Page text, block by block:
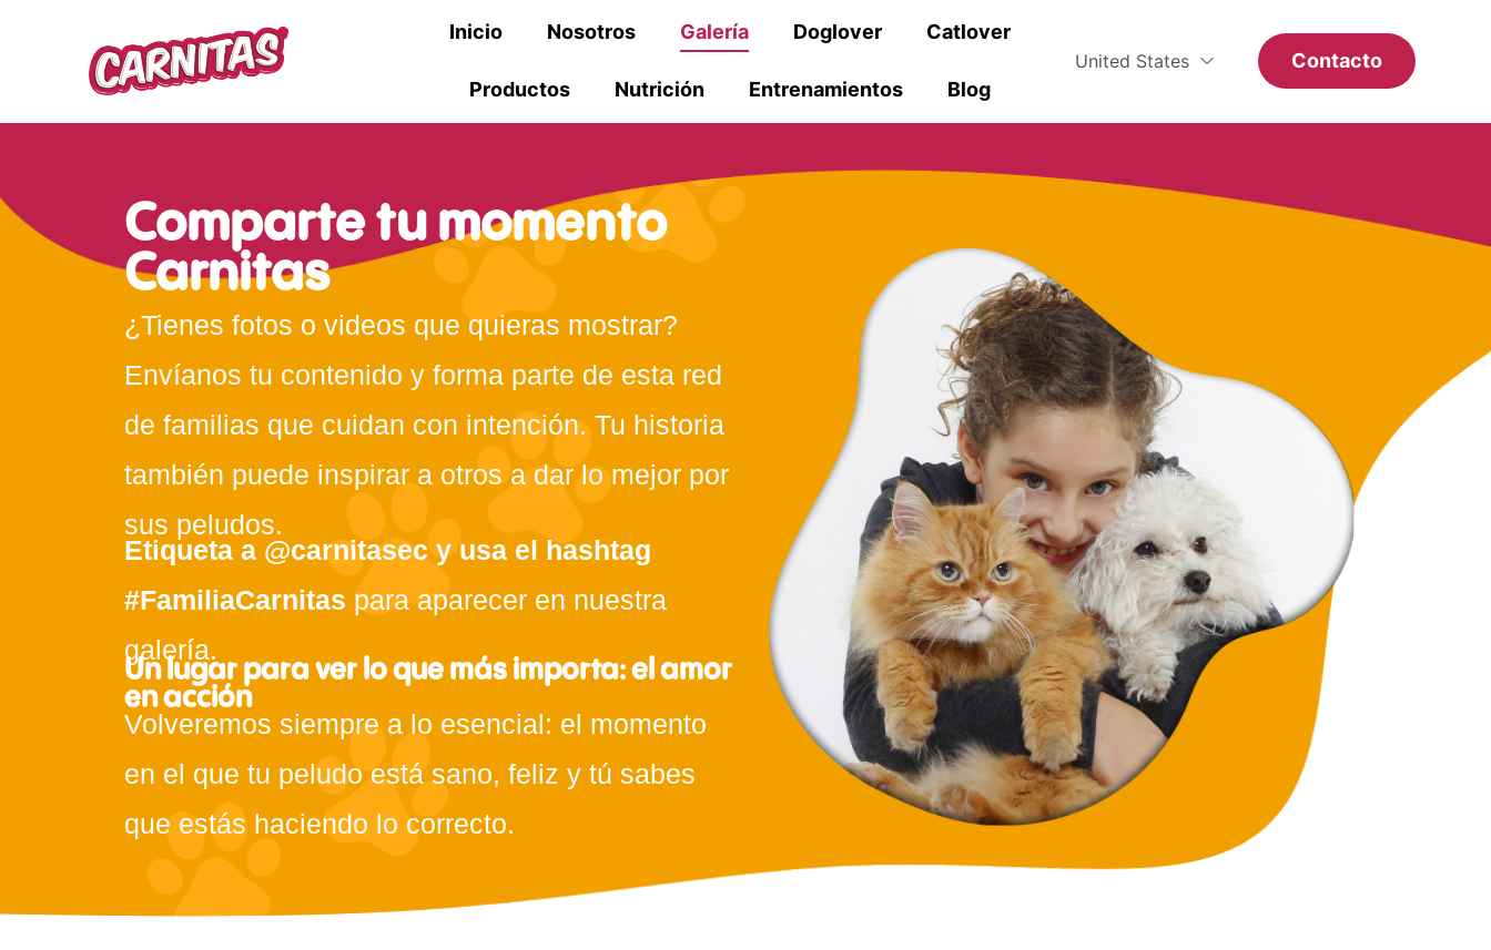
Inicio Nosotros Galería Doglover Catlover
Productos Nutrición Entrenamientos Blog
United States Contacto
Comparte tu momento
Carnitas
¿Tienes fotos o videos que quieras mostrar?
Envíanos tu contenido y forma parte de esta red
de familias que cuidan con intención. Tu historia
también puede inspirar a otros a dar lo mejor por
sus peludos.
Etiqueta a @carnitasec y usa el hashtag
#FamiliaCarnitas para aparecer en nuestra
galería.
Un lugar para ver lo que más importa: el amor
en acción
Volveremos siempre a lo esencial: el momento
en el que tu peludo está sano, feliz y tú sabes
que estás haciendo lo correcto.